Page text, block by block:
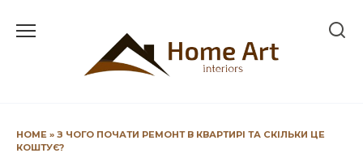
до
HOME » З ЧОГО ПОЧАТИ РЕМОНТ В КВАРТИРІ ТА СКІЛЬКИ ЦЕ
КОШТУЄ?